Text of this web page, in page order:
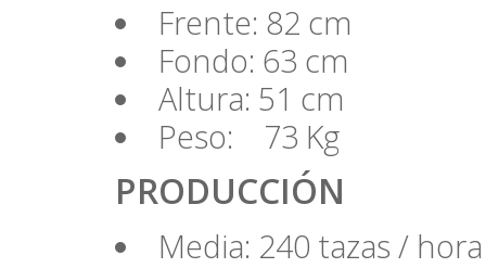
Frente: 82 cm
Fondo: 63 cm
Altura: 51 cm
Peso: 73 Kg
PRODUCCIÓN
Media: 240 tazas / hora